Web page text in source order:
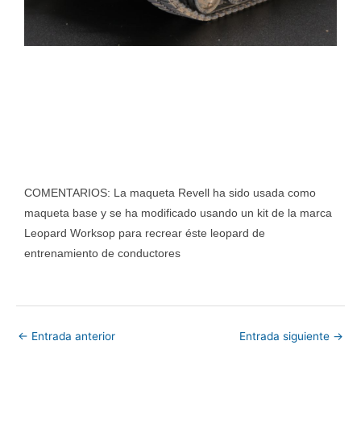
COMENTARIOS: La maqueta Revell ha sido usada como
maqueta base y se ha modificado usando un kit de la marca
Leopard Worksop para recrear éste leopard de
entrenamiento de conductores
← Entrada anterior Entrada siguiente →